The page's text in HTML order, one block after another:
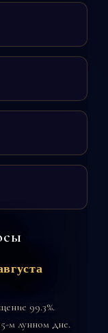
99.3%.
м лунном дне.